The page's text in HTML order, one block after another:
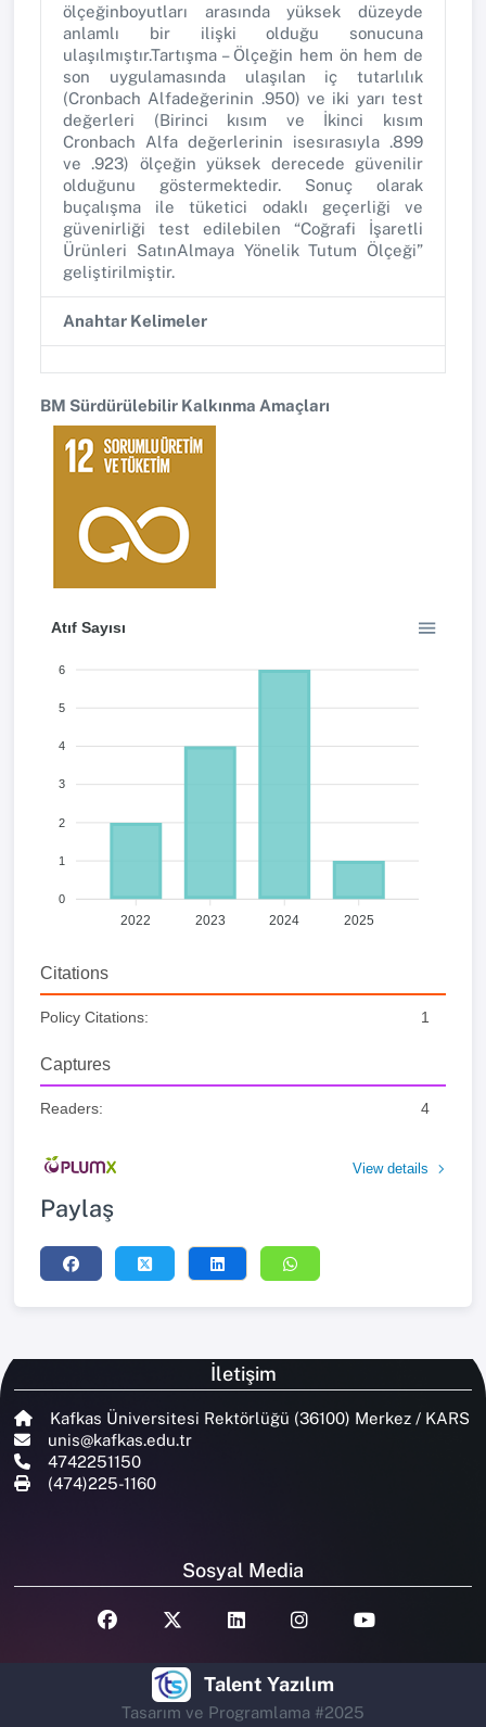
ölçeğinboyutları arasında yüksek düzeyde
anlamlı bir ilişki olduğu sonucuna
ulaşılmıştır.Tartışma – Ölçeğin hem ön hem de
son uygulamasında ulaşılan iç tutarlılık
(Cronbach Alfadeğerinin .950) ve iki yarı test
değerleri (Birinci kısım ve İkinci kısım
Cronbach Alfa değerlerinin isesırasıyla .899
ve .923) ölçeğin yüksek derecede güvenilir
olduğunu göstermektedir. Sonuç olarak
buçalışma ile tüketici odaklı geçerliği ve
güvenirliği test edilebilen “Coğrafi İşaretli
Ürünleri SatınAlmaya Yönelik Tutum Ölçeği”
geliştirilmiştir.
Anahtar Kelimeler
BM Sürdürülebilir Kalkınma Amaçları
Atıf Sayısı
6
5
4
3
2
1
0
2022 2023 2024 2025
Citations
Policy Citations: 1
Captures
Readers: 4
View details
Paylaş
İletişim
Kafkas Üniversitesi Rektörlüğü (36100) Merkez / KARS
unis@kafkas.edu.tr
4742251150
(474)225-1160
Sosyal Media
Talent Yazılım
Tasarım ve Programlama #2025